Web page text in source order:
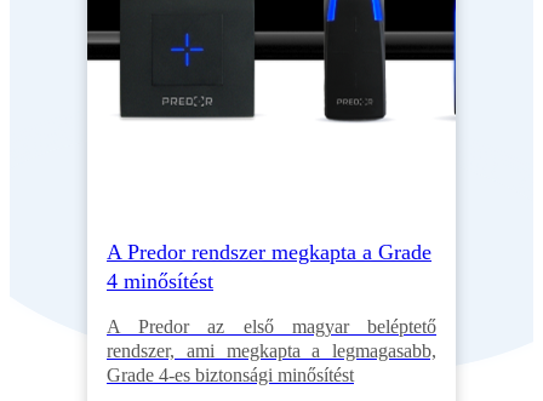
A Predor rendszer megkapta a Grade
4 minősítést
A Predor az első magyar beléptető
rendszer, ami megkapta a legmagasabb,
Grade 4-es biztonsági minősítést